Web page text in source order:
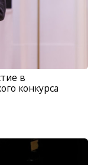
в
конкурса